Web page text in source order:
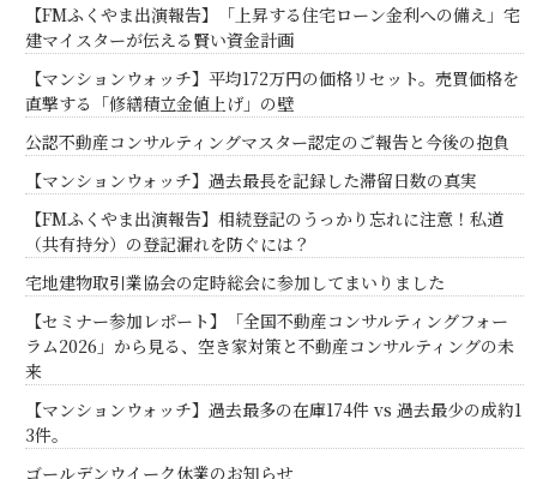
【FMふくやま出演報告】「上昇する住宅ローン金利への備え」宅
建マイスターが伝える賢い資金計画
【マンションウォッチ】平均172万円の価格リセット。売買価格を
直撃する「修繕積立金値上げ」の壁
公認不動産コンサルティングマスター認定のご報告と今後の抱負
【マンションウォッチ】過去最長を記録した滞留日数の真実
【FMふくやま出演報告】相続登記のうっかり忘れに注意！私道
（共有持分）の登記漏れを防ぐには？
宅地建物取引業協会の定時総会に参加してまいりました
【セミナー参加レポート】「全国不動産コンサルティングフォー
ラム2026」から見る、空き家対策と不動産コンサルティングの未
来
【マンションウォッチ】過去最多の在庫174件 vs 過去最少の成約1
3件。
ゴールデンウイーク休業のお知らせ